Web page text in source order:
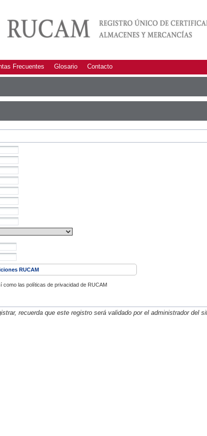
Frecuentes Glosario Contacto
RUCAM
las políticas de privacidad de RUCAM
recuerda que este registro será validado por el administrador del